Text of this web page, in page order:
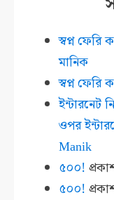
স্বপ্ন ফেরি
মানিক
স্বপ্ন ফেরি
ইন্টারনেট
ওপর
Manik
৫০০!
৫০০!